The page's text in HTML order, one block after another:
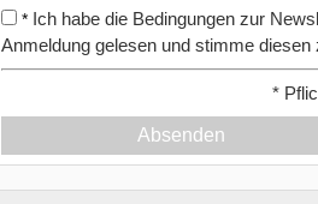
* Ich habe die Bedingungen zur
Anmeldung gelesen und stimme diesen
*
Absenden